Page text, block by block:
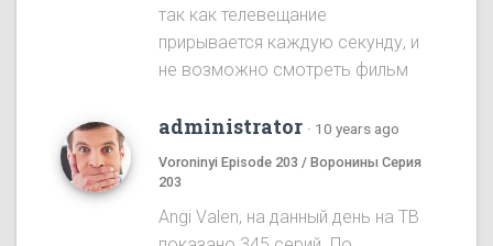
так как телевещание
прирывается каждую секунду, и
не возможно смотреть фильм
administrator · 10 years ago
Voroninyi Episode 203 / Воронины Серия
203
Angi Valen, на данный день на ТВ